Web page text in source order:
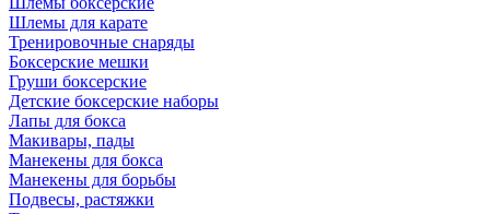
Шлемы для карате
Тренировочные снаряды
Боксерские мешки
Груши боксерские
Детские боксерские наборы
Лапы для бокса
Макивары, пады
Манекены для бокса
Манекены для борьбы
Подвесы, растяжки